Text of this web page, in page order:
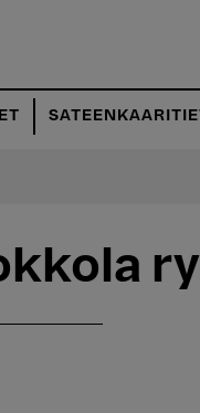
ry